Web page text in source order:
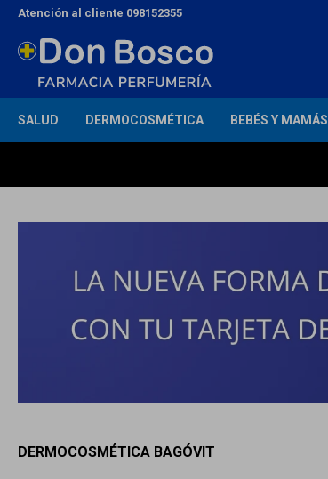
SALUD DERMOCOSMÉTICA BEBÉS Y MAMÁS
Atención al cliente 098152355
DERMOCOSMÉTICA BAGÓVIT